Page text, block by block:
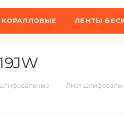
КОРАЛЛОВЫЕ ЛЕНТЫ
— Лист